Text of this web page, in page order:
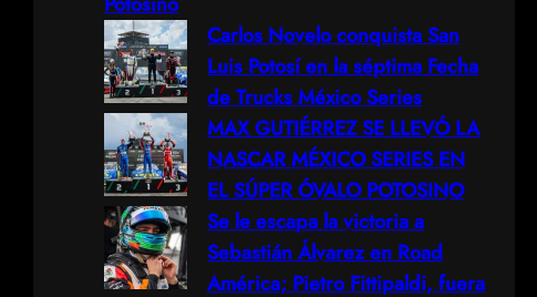
Carlos Novelo conquista San
Luis Potosí en la séptima Fecha
de Trucks México Series
MAX GUTIÉRREZ SE LLEVÓ LA
NASCAR MÉXICO SERIES EN
EL SÚPER ÓVALO POTOSINO
Se le escapa la victoria a
Sebastián Álvarez en Road
América; Pietro Fittipaldi, fuera